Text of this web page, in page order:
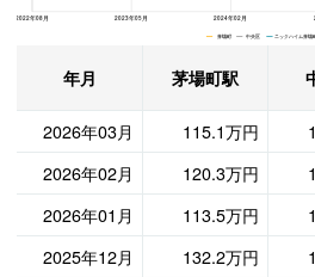
2022年08月 2023年05月 2024年02月
茅場町 中央区 ニックハイム茅場
年月 茅場町駅
2026年03月
115.1万円
2026年02月
120.3万円
2026年01月
113.5万円
2025年12月
132.2万円